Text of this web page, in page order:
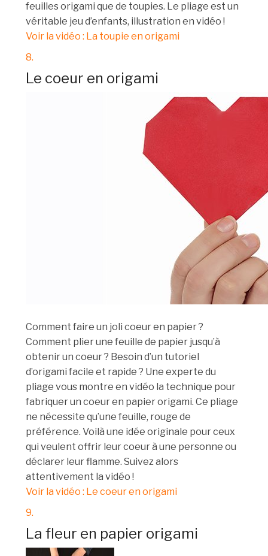
feuilles origami que de toupies. Le pliage est un
véritable jeu d’enfants, illustration en vidéo !
Voir la vidéo : La toupie en origami
8.
Le coeur en origami
Comment faire un joli coeur en papier ?
Comment plier une feuille de papier jusqu’à
obtenir un coeur ? Besoin d’un tutoriel
d’origami facile et rapide ? Une experte du
pliage vous montre en vidéo la technique pour
fabriquer un coeur en papier origami. Ce pliage
ne nécessite qu’une feuille, rouge de
préférence. Voilà une idée originale pour ceux
qui veulent offrir leur coeur à une personne ou
déclarer leur flamme. Suivez alors
attentivement la vidéo !
Voir la vidéo : Le coeur en origami
9.
La fleur en papier origami